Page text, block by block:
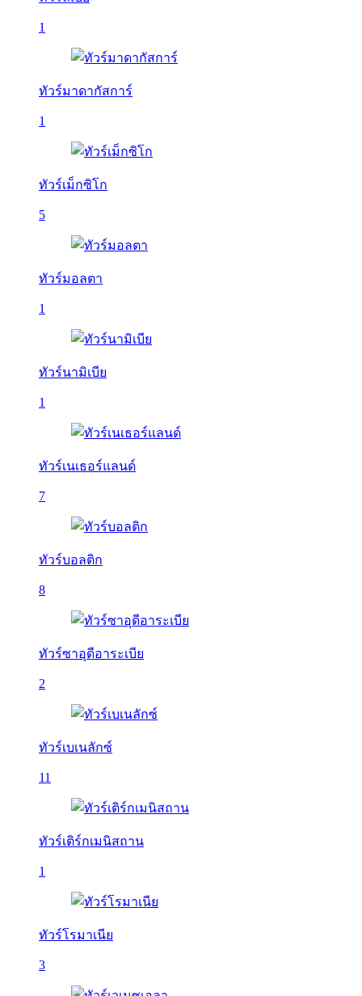
1
ทัวร์มาดากัสการ์
1
ทัวร์เม็กซิโก
5
ทัวร์มอลตา
1
ทัวร์นามิเบีย
1
ทัวร์เนเธอร์แลนด์
7
ทัวร์บอลติก
8
ทัวร์ซาอุดีอาระเบีย
2
ทัวร์เบเนลักซ์
11
ทัวร์เติร์กเมนิสถาน
1
ทัวร์โรมาเนีย
3